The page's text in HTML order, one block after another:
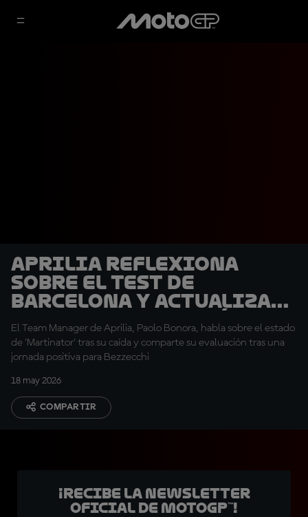
Aprilia reflexiona
sobre el Test de
Barcelona y actualiza
el estado de Martín
El Team Manager de Aprilia, Paolo Bonora, habla sobre el estado
de 'Martinator' tras su caída y comparte su evaluación tras una
jornada positiva para Bezzecchi
18 may 2026
COMPARTIR
¡Recibe la Newsletter
oficial de MotoGP™!